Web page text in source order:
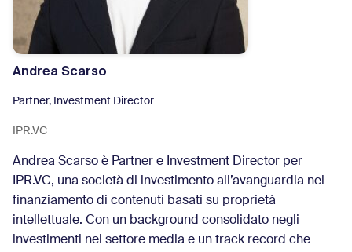
Andrea Scarso
Partner, Investment Director
IPR.VC
Andrea Scarso è Partner e Investment Director per
IPR.VC, una società di investimento all’avanguardia nel
finanziamento di contenuti basati su proprietà
intellettuale. Con un background consolidato negli
investimenti nel settore media e un track record che